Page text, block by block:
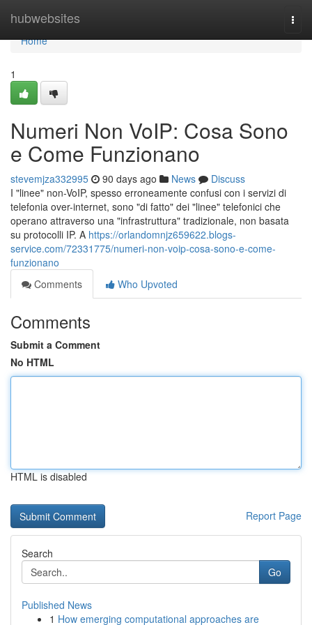
hubwebsites
Home
Home
1
Numeri Non VoIP: Cosa Sono
e Come Funzionano
stevemjza332995 90 days ago News
Discuss
I "linee" non-VoIP, spesso erroneamente confusi con i servizi di
telefonia over-internet, sono "di fatto" dei "linee" telefonici che
operano attraverso una "infrastruttura" tradizionale, non basata
su protocolli IP. A https://orlandomnjz659622.blogs-
service.com/72331775/numeri-non-voip-cosa-sono-e-come-
funzionano
Comments
Who Upvoted
Comments
Submit a Comment
No HTML
HTML is disabled
Report Page
Search
Go
Published News
1 How emerging computational approaches are